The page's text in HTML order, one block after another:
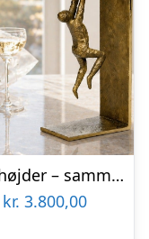
Nye højder – sammen. Kærlighedsskulptur i bronze (romantisk gave)
kr. 3.800,00